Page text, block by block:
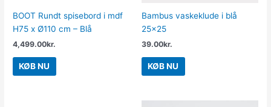
BOOT Rundt spisebord i mdf
H75 x Ø110 cm – Blå
4,499.00kr.
KØB NU
Bambus vaskeklude i blå
25×25
39.00kr.
KØB NU